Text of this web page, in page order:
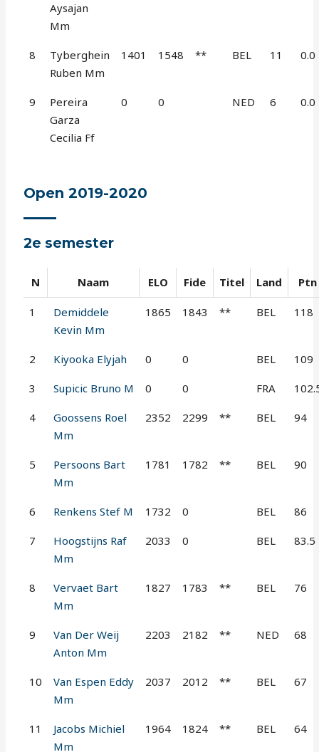
Aysajan
Mm
8
Tyberghein
Ruben Mm
1401 1548 ** BEL 11 0.0
9
Pereira
Garza
Cecilia Ff
0 0 NED 6 0.0
Open 2019-2020
2e semester
N Naam ELO Fide Titel Land Ptn
1
Demiddele
Kevin Mm
1865 1843 ** BEL 118
2 Kiyooka Elyjah 0 0 BEL 109
3 Supicic Bruno M 0 0 FRA
4
Goossens Roel
Mm
2352 2299 ** BEL 94
5
Persoons Bart
Mm
1781 1782 ** BEL 90
6 Renkens Stef M 1732 0 BEL 86
7
Hoogstijns Raf
Mm
2033 0 BEL 83.5
8
Vervaet Bart
Mm
1827 1783 ** BEL 76
9
Van Der Weij
Anton Mm
2203 2182 ** NED 68
10
Van Espen Eddy
Mm
2037 2012 ** BEL 67
11
Jacobs Michiel
Mm
1964 1824 ** BEL 64